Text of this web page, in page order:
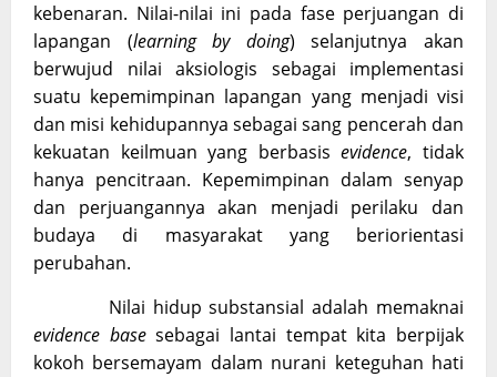
kebenaran. Nilai-nilai ini pada fase perjuangan di
lapangan (learning by doing) selanjutnya akan
berwujud nilai aksiologis sebagai implementasi
suatu kepemimpinan lapangan yang menjadi visi
dan misi kehidupannya sebagai sang pencerah dan
kekuatan keilmuan yang berbasisevidence, tidak
hanya pencitraan. Kepemimpinan dalam senyap
dan perjuangannya akan menjadi perilaku dan
budaya di masyarakat yang beriorientasi
perubahan.
Nilai hidup substansial adalah memaknai
evidence basesebagai lantai tempat kita berpijak
kokoh bersemayam dalam nurani keteguhan hati